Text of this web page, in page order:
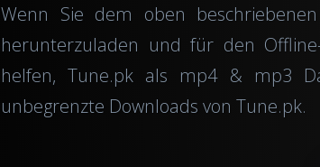
Wenn Sie dem oben
herunterzuladen und für den Offline-
helfen, Tune.pk als mp4 & mp3
unbegrenzte Downloads von Tune.pk.